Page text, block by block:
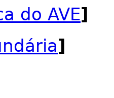
do AVE]
]